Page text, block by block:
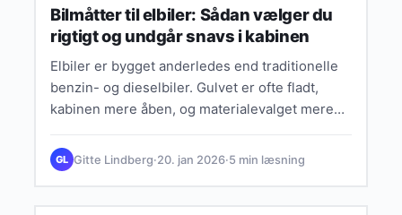
Bilmåtter til elbiler: Sådan vælger du
rigtigt og undgår snavs i kabinen
Elbiler er bygget anderledes end traditionelle
benzin- og dieselbiler. Gulvet er ofte fladt,
kabinen mere åben, og materialevalget mere
GL Gitte Lindberg·20. jan 2026·5 min læsning